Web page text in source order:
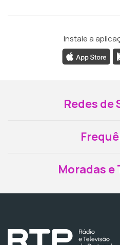
Instale a
Redes de
Moradas e